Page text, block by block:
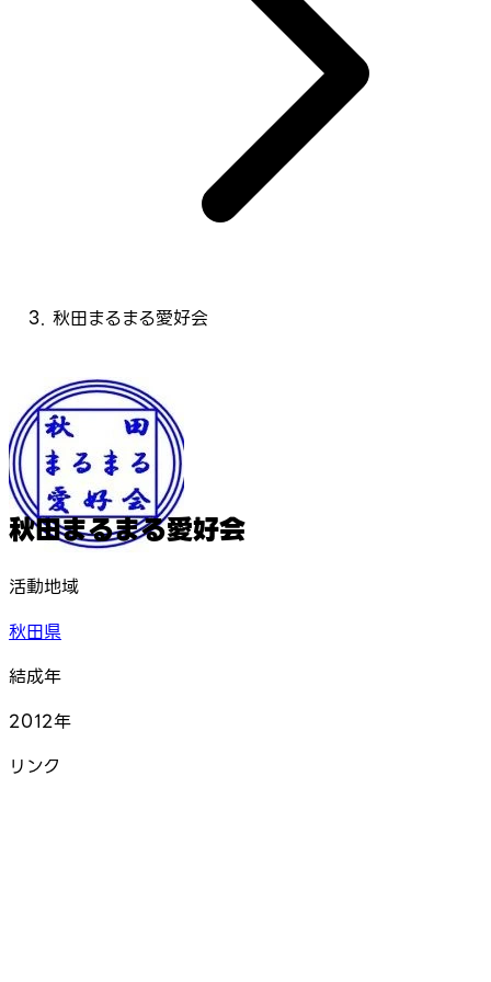
秋田まるまる愛好会
秋田まるまる愛好会
活動地域
秋田県
結成年
2012年
リンク